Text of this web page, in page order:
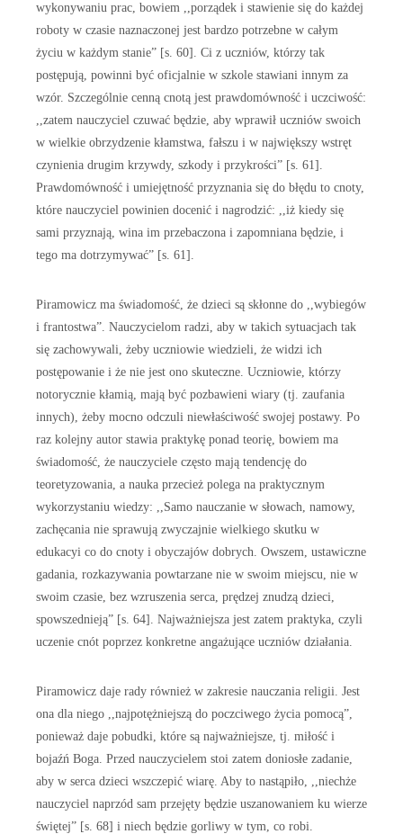
wykonywaniu prac, bowiem ,,porządek i stawienie się do każdej
roboty w czasie naznaczonej jest bardzo potrzebne w całym
życiu w każdym stanie” [s. 60]. Ci z uczniów, którzy tak
postępują, powinni być oficjalnie w szkole stawiani innym za
wzór. Szczególnie cenną cnotą jest prawdomówność i uczciwość:
,,zatem nauczyciel czuwać będzie, aby wprawił uczniów swoich
w wielkie obrzydzenie kłamstwa, fałszu i w największy wstręt
czynienia drugim krzywdy, szkody i przykrości” [s. 61].
Prawdomówność i umiejętność przyznania się do błędu to cnoty,
które nauczyciel powinien docenić i nagrodzić: ,,iż kiedy się
sami przyznają, wina im przebaczona i zapomniana będzie, i
tego ma dotrzymywać” [s. 61].
Piramowicz ma świadomość, że dzieci są skłonne do ,,wybiegów
i frantostwa”. Nauczycielom radzi, aby w takich sytuacjach tak
się zachowywali, żeby uczniowie wiedzieli, że widzi ich
postępowanie i że nie jest ono skuteczne. Uczniowie, którzy
notorycznie kłamią, mają być pozbawieni wiary (tj. zaufania
innych), żeby mocno odczuli niewłaściwość swojej postawy. Po
raz kolejny autor stawia praktykę ponad teorię, bowiem ma
świadomość, że nauczyciele często mają tendencję do
teoretyzowania, a nauka przecież polega na praktycznym
wykorzystaniu wiedzy: ,,Samo nauczanie w słowach, namowy,
zachęcania nie sprawują zwyczajnie wielkiego skutku w
edukacyi co do cnoty i obyczajów dobrych. Owszem, ustawiczne
gadania, rozkazywania powtarzane nie w swoim miejscu, nie w
swoim czasie, bez wzruszenia serca, prędzej znudzą dzieci,
spowszednieją” [s. 64]. Najważniejsza jest zatem praktyka, czyli
uczenie cnót poprzez konkretne angażujące uczniów działania.
Piramowicz daje rady również w zakresie nauczania religii. Jest
ona dla niego ,,najpotężniejszą do poczciwego życia pomocą”,
ponieważ daje pobudki, które są najważniejsze, tj. miłość i
bojaźń Boga. Przed nauczycielem stoi zatem doniosłe zadanie,
aby w serca dzieci wszczepić wiarę. Aby to nastąpiło, ,,niechże
nauczyciel naprzód sam przejęty będzie uszanowaniem ku wierze
świętej” [s. 68] i niech będzie gorliwy w tym, co robi.